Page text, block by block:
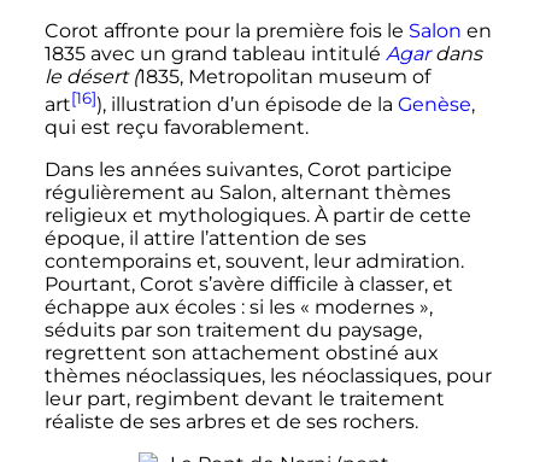
Corot affronte pour la première fois le Salon en
1835 avec un grand tableau intitulé Agardans
le désert (1835, Metropolitan museum of
art[16]), illustration d’un épisode de la Genèse,
qui est reçu favorablement.
Dans les années suivantes, Corot participe
régulièrement au Salon, alternant thèmes
religieux et mythologiques. À partir de cette
époque, il attire l’attention de ses
contemporains et, souvent, leur admiration.
Pourtant, Corot s’avère difficile à classer, et
échappe aux écoles : si les « modernes »,
séduits par son traitement du paysage,
regrettent son attachement obstiné aux
thèmes néoclassiques, les néoclassiques, pour
leur part, regimbent devant le traitement
réaliste de ses arbres et de ses rochers.